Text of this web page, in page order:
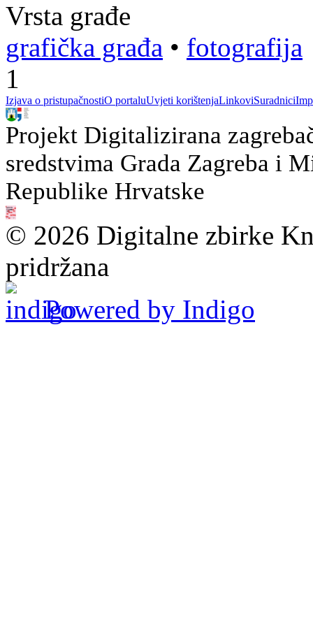
Vrsta građe
grafička građa • fotografija
1
Izjava o pristupačnostiO portaluUvjeti korištenjaLinkoviSuradnici
Projekt Digitalizirana
sredstvima Grada Zagreba i
Republike Hrvatske
© 2026 Digitalne zbirke
pridržana
Powered by Indigo